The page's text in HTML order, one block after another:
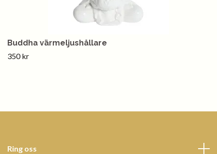
Buddha värmeljushållare
350 kr
Ring oss